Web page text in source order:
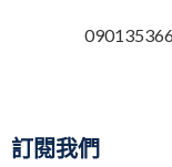
訂閱我們